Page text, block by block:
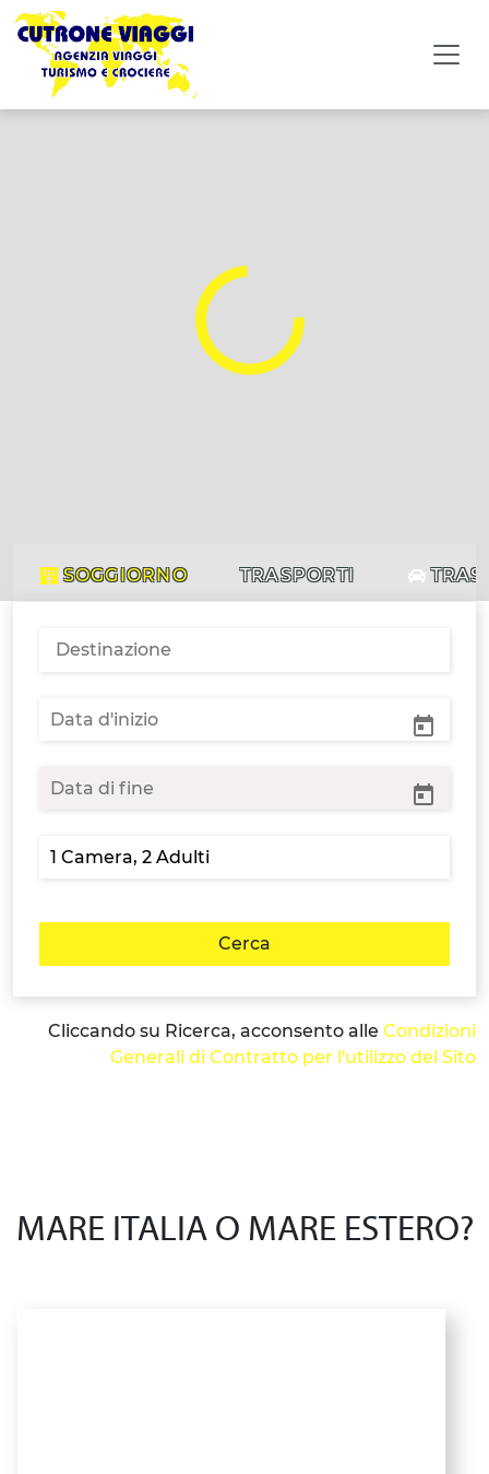
SOGGIORNO TRASPORTI
Cerca
Cliccando su Ricerca, acconsento alle Condizioni
Generali di Contratto per l'utilizzo del Sito
MARE ITALIA O MARE ESTERO?